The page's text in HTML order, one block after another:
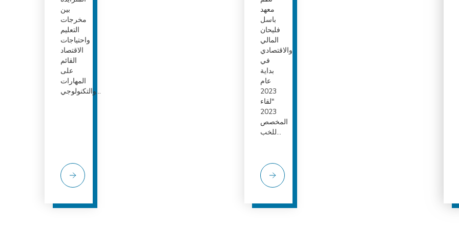
بين
مخرجات
التعليم
واحتياجات
الاقتصاد
القائم
على
المهارات
والتكنولوجي...
معهد
باسل
فليحان
المالي
والاقتصادي
في
بداية
عام
2023
"لقاء
2023
المخصص
للخب...